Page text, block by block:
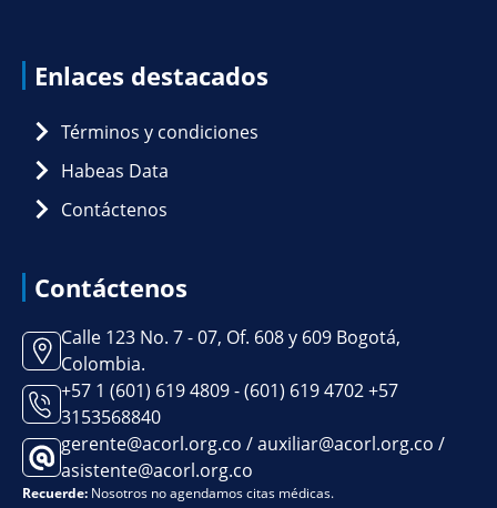
Enlaces destacados
Términos y condiciones
Habeas Data
Contáctenos
Contáctenos
Calle 123 No. 7 - 07, Of. 608 y 609 Bogotá,
Colombia.
+57 1 (601) 619 4809 - (601) 619 4702 +57
3153568840
gerente@acorl.org.co / auxiliar@acorl.org.co /
asistente@acorl.org.co
Recuerde: Nosotros no agendamos citas médicas.